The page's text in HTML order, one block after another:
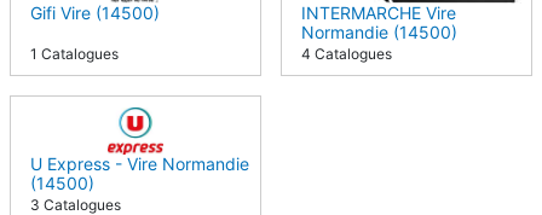
Gifi Vire (14500)
1 Catalogues
INTERMARCHE Vire
Normandie (14500)
4 Catalogues
U Express - Vire Normandie
(14500)
3 Catalogues